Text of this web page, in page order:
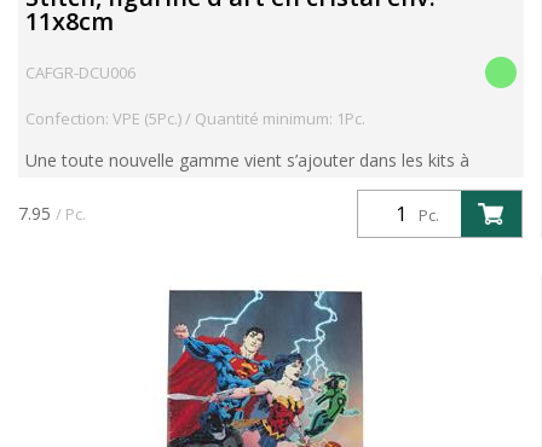
11x8cm
CAFGR-DCU006
Confection: VPE (5Pc.) / Quantité minimum: 1Pc.
Une toute nouvelle gamme vient s’ajouter dans les kits à
diamanter : les Figurines Crystal Art. Unconcept unique et
ludique : des figurines en bois à réaliser soi-même av...
Pc.
7.95 / Pc.